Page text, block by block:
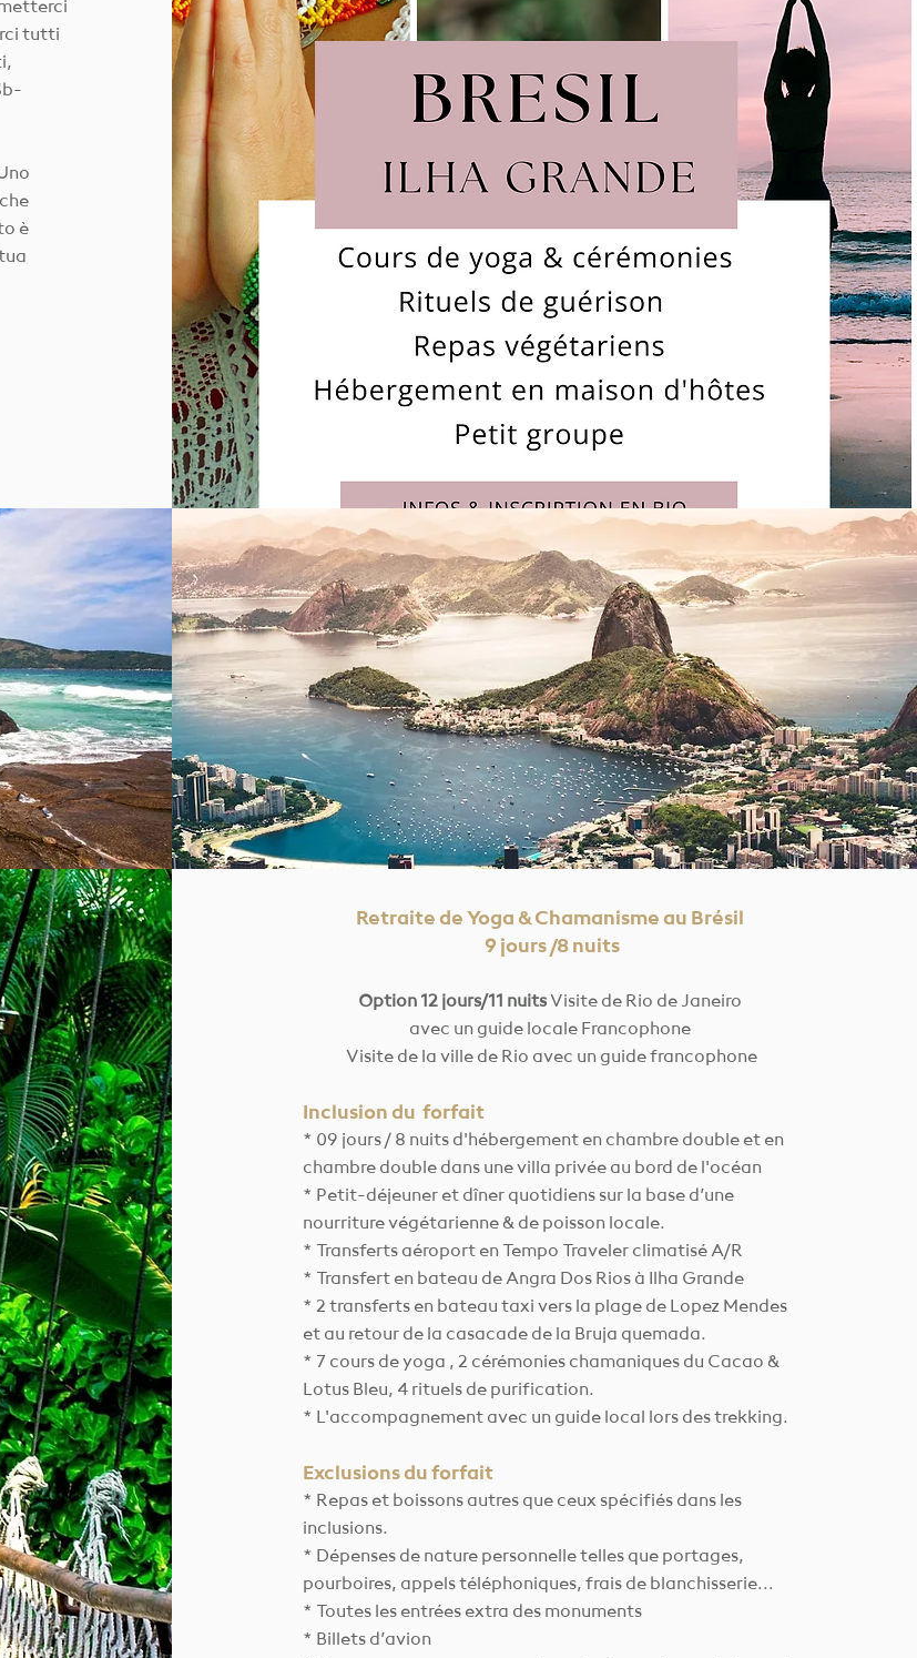
tutti
è
Retraite de Yoga & Chamanisme au Brésil
9 jours /8 nuits
Option 12 jours/11 nuits Visite de Rio de Janeiro
avec un guide locale Francophone
Visite de la ville de Rio avec un guide francophone
Inclusion du forfait
* 09 jours / 8 nuits d'hébergement en chambre double et en
chambre double dans une villa privée au bord de l'océan
* Petit-déjeuner et dîner quotidiens sur la base d’une
nourriture végétarienne & de poisson locale.
* Transferts aéroport en Tempo Traveler climatisé A/R
* Transfert en bateau de Angra Dos Rios à Ilha Grande
* 2 transferts en bateau taxi vers la plage de Lopez Mendes
et au retour de la casacade de la Bruja quemada.
* 7 cours de yoga , 2 cérémonies chamaniques du Cacao &
Lotus Bleu, 4 rituels de purification.
* L'accompagnement avec un guide local lors des trekking.
Exclusions du forfait
* Repas et boissons autres que ceux spécifiés dans les
inclusions.
* Dépenses de nature personnelle telles que portages,
pourboires, appels téléphoniques, frais de blanchisserie...
* Toutes les entrées extra des monuments
* Billets d’avion